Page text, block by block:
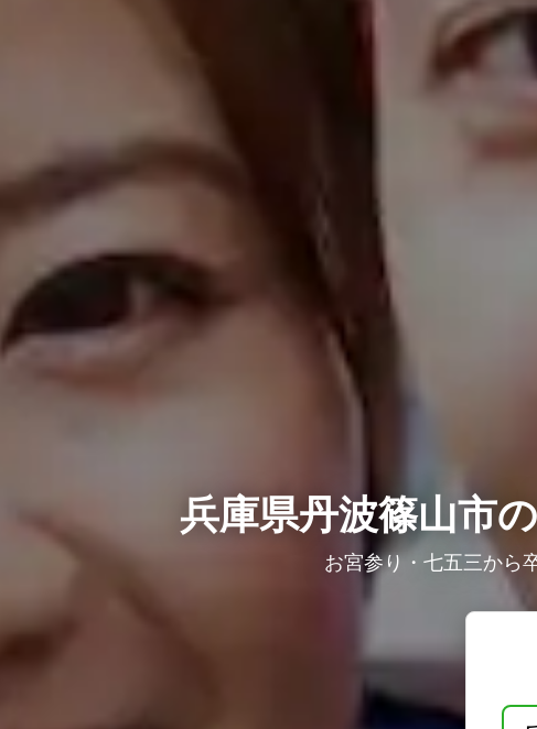
兵庫県丹波篠山市
お宮参り・七五三から